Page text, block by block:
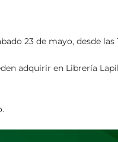
23 de mayo, desde las
adquirir en Librería